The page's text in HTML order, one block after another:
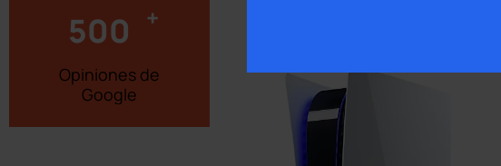
500 +
Opiniones de
Google